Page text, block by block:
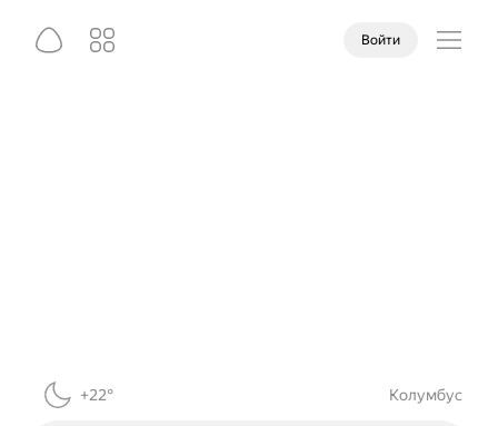
Войти
+22° Колумбус